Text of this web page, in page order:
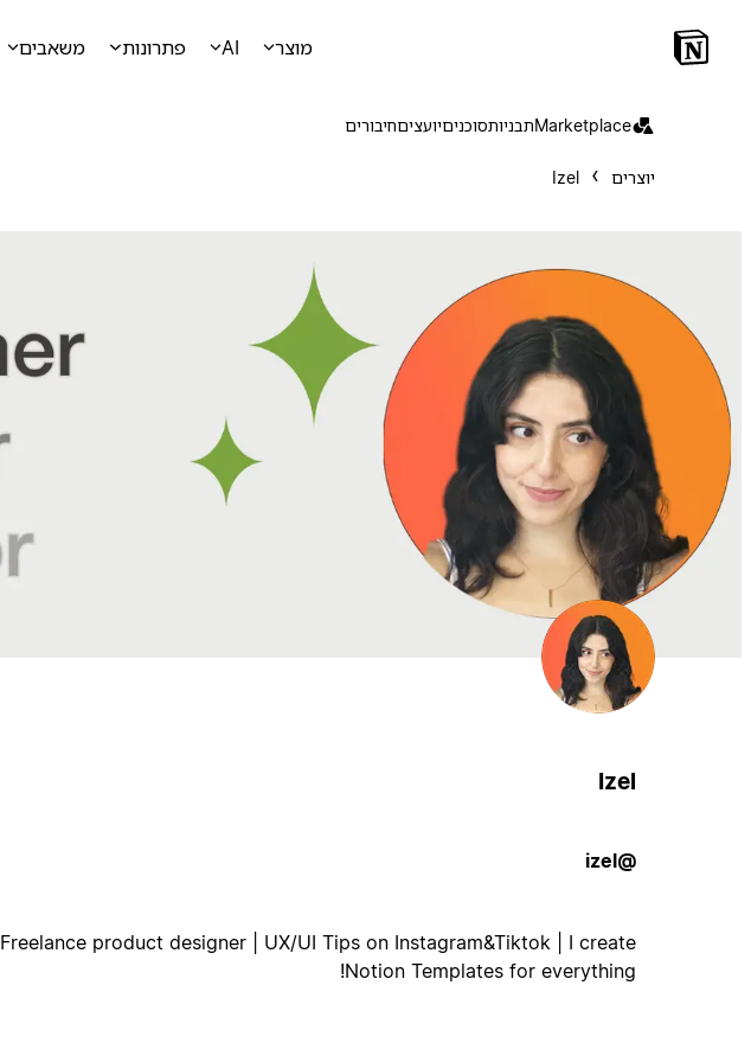
מוצר AI פתרונות משאבים
Marketplaceתבניותסוכניםיועציםחיבורים
יוצרים Izel
Izel
@izel
Freelance product designer | UX/UI Tips on Instagram&Tiktok | I create
Notion Templates for everything!